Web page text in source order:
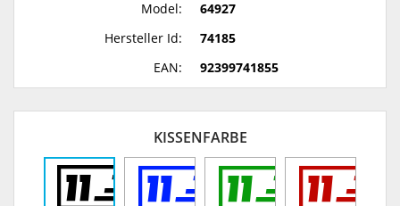
Model:
64927
Hersteller Id:
74185
EAN:
92399741855
KISSENFARBE